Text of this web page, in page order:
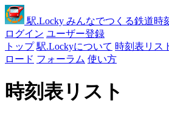
駅.Locky みんなでつくる鉄道時
ログイン ユーザー登録
トップ 駅.Lockyについて 時刻表リス
ロード フォーラム 使い方
時刻表リスト